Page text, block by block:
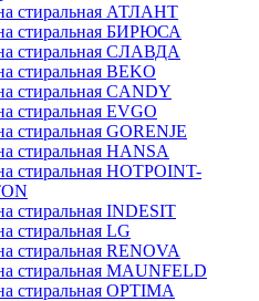
стиральная АТЛАНТ
стиральная БИРЮСА
стиральная СЛАВДА
стиральная BEKO
стиральная CANDY
стиральная EVGO
стиральная GORENJE
стиральная HANSA
стиральная HOTPOINT-
стиральная INDESIT
стиральная LG
стиральная RENOVA
стиральная MAUNFELD
стиральная OPTIMA